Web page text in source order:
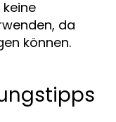
da
können.